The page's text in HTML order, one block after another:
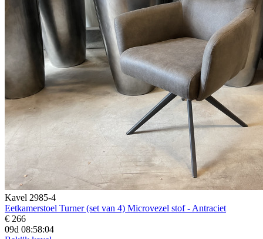
Kavel 2985-4
Eetkamerstoel Turner (set van 4) Microvezel stof - Antraciet
€ 266
09d 08:58:02